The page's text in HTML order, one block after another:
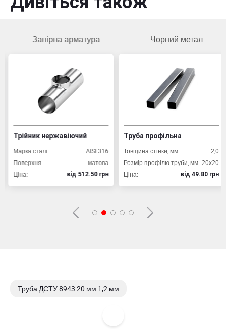
Запірна арматура
Трійник нержавіючий
Марка сталі
AISI 316
Поверхня
матова
Ціна:
вiд 512.50 грн
Чорний метал
Труба профільна
Товщина стінки, мм
2,0
Розмір профілю труби, мм
20х20
Ціна:
вiд 49.80 грн
Труба ДСТУ 8943 20 мм 1,2 мм